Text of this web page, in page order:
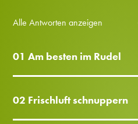
Alle Antworten anzeigen
01 Am besten im Rudel
02 Frischluft schnuppern